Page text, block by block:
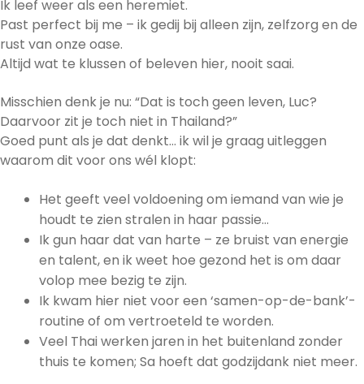
Ik leef weer als een heremiet.
Past perfect bij me – ik gedij bij alleen zijn, zelfzorg en de
rust van onze oase.
Altijd wat te klussen of beleven hier, nooit saai.
Misschien denk je nu: “Dat is toch geen leven, Luc?
Daarvoor zit je toch niet in Thailand?”
Goed punt als je dat denkt… ik wil je graag uitleggen
waarom dit voor ons wél klopt:
Het geeft veel voldoening om iemand van wie je
houdt te zien stralen in haar passie…
Ik gun haar dat van harte – ze bruist van energie
en talent, en ik weet hoe gezond het is om daar
volop mee bezig te zijn.
Ik kwam hier niet voor een ‘samen-op-de-bank’-
routine of om vertroeteld te worden.
Veel Thai werken jaren in het buitenland zonder
thuis te komen; Sa hoeft dat godzijdank niet meer.